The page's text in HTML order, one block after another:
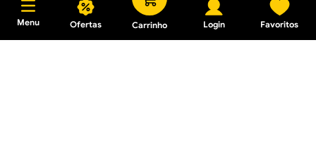
Menu Ofertas Carrinho Login Favoritos
Porcelanato 20x122 Tenessi
Beige 120038 Extra m2
Porcelanato 90x90
Calacata Altissimo Satin
Retificado Extra m²